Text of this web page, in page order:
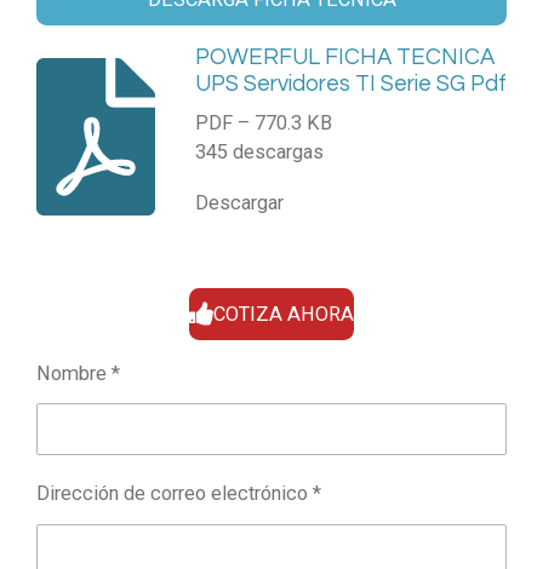
POWERFUL FICHA TECNICA
UPS Servidores TI Serie SG Pdf
PDF – 770.3 KB
345 descargas
Descargar
COTIZA AHORA
Nombre *
Dirección de correo electrónico *